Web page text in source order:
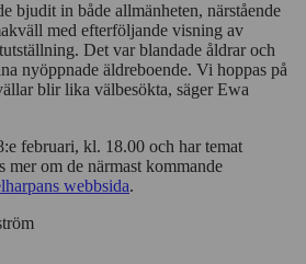
kända och okända ansikten i vår
bjudit in både allmänheten, närstående
med efterföljande visning av
Det var blandade åldrar och
nyöppnade äldreboende. Vi hoppas på
blir lika välbesökta, säger Ewa
februari, kl. 18.00 och har temat
om de närmast kommande